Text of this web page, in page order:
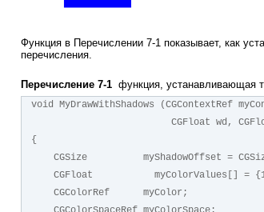
Функция в Перечислении 7-1 показывает, как
перечисления.
Перечисление 7-1 функция, устанавливающая
void MyDrawWithShadows (CGContextRef
CGFloat
{
CGSize          myShadowOffset =
CGFloat           myColorValues[] =
    CGColorRef      myColor;